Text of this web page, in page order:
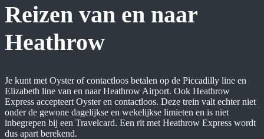
Reizen van en naar
Heathrow
Je kunt met Oyster of contactloos betalen op de Piccadilly line en
Elizabeth line van en naar Heathrow Airport. Ook Heathrow
Express accepteert Oyster en contactloos. Deze trein valt echter niet
onder de gewone dagelijkse en wekelijkse limieten en is niet
inbegrepen bij een Travelcard. Een rit met Heathrow Express wordt
dus apart berekend.